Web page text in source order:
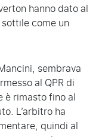
hanno dato al
come un
sembrava
al QPR di
è rimasto fino al
L’arbitro ha
quindi al